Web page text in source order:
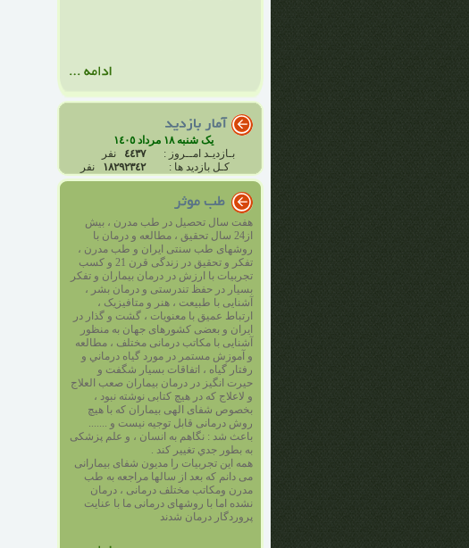
یک شنبه ١٨ مرداد ١٤٠٥
بـازدیـد امــروز :
کـل بازديد ها :
٤٤٣٧ نفر
١٨٢٩٢٣٤٢ نفر
هفت سال تحصیل در طب مدرن ، بیش
از24 سال تحقیق ، مطالعه و درمان با
روشهای طب سنتی ایران و طب مدرن ،
تفکر و تحقيق در زندگی قرن 21 و کسب
تجربیات با ارزش در درمان بیماران و تفکر
بسیار در حفظ تندرستی و درمان بشر ،
آشنایی با طبیعت ، هنر و متافیزیک ،
ارتباط عمیق با معنویات ، گشت و گذار در
ایران و بعضی کشورهای جهان به منظور
آشنایی با مکاتب درمانی مختلف ، مطالعه
و آموزش مستمر در مورد گياه درماني و
رفتار گياه ، اتفاقات بسیار شگفت و
حیرت انگیز در درمان بیماران صعب العلاج
و لاعلاج که در هیچ کتابی نوشته نبود ،
بخصوص شفای الهی بیماران که با هیچ
روش درمانی قابل توجیه نیست و .......
باعث شد : نگاهم به انسان ، و علم پزشکی
به بطور جدي تغییر کند .
همه این تجربیات را مدیون شفای بیمارانی
می دانم که بعد از سالها مراجعه به طب
مدرن ومکاتب مختلف درمانی ، درمان
نشده اما با روشهای درمانی ما با عنايت
پروردگار درمان شدند